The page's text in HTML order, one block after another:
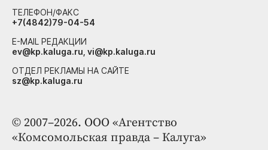
© 2007–2026. ООО «Агентство
«Комсомольская правда – Калуга»
ТЕЛЕФОН/ФАКС
+7(4842)79-04-54
E-MAIL РЕДАКЦИИ
ev@kp.kaluga.ru, vi@kp.kaluga.ru
ОТДЕЛ РЕКЛАМЫ НА САЙТЕ
sz@kp.kaluga.ru